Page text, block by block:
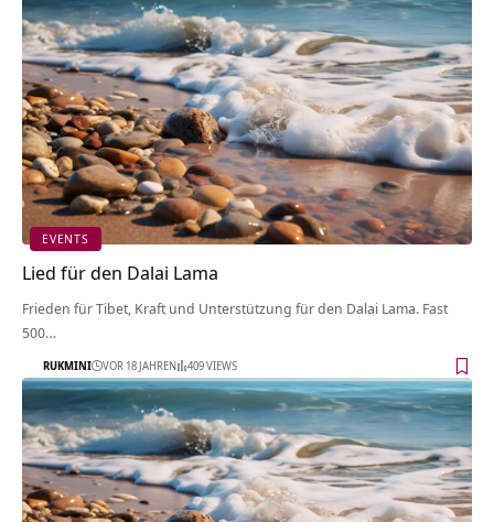
EVENTS
Lied für den Dalai Lama
Frieden für Tibet, Kraft und Unterstützung für den Dalai Lama. Fast
500…
RUKMINI VOR 18 JAHREN 409 VIEWS